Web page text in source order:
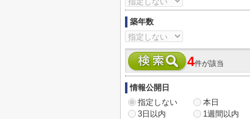
築年数
4件が該当
情報公開日
指定しない
本日
3日以内
1週間以内